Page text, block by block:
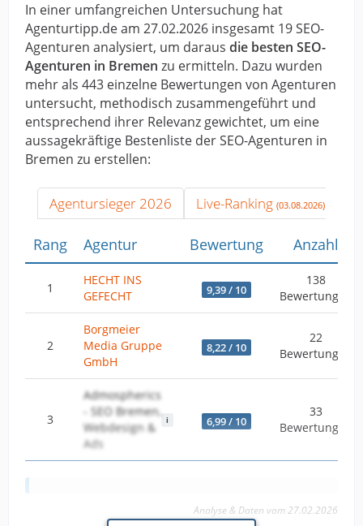
In einer umfangreichen Untersuchung hat
Agenturtipp.de am 27.02.2026 insgesamt 19 SEO-
Agenturen analysiert, um daraus die besten SEO-
Agenturen in Bremen zu ermitteln. Dazu wurden
mehr als 443 einzelne Bewertungen von Agenturen
untersucht, methodisch zusammengeführt und
entsprechend ihrer Relevanz gewichtet, um eine
aussagekräftige Bestenliste der SEO-Agenturen in
Bremen zu erstellen:
Agentursieger 2026 Live-Ranking (03.08.2026)
Rang Agentur Bewertung Anzahl
1
HECHT INS
GEFECHT
9,39 / 10
138
Bewertungen
2
Borgmeier
Media Gruppe
GmbH
8,22 / 10
22
Bewertungen
3
Admospherics
- SEO Bremen,
Webdesign &
Ads
6,99 / 10
33
Bewertungen
Analyse & Daten vom 27.02.2026